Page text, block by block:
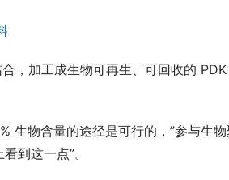
，加工成生物可再生、可回收的 PDK
生物含量的途径是可行的，”参与生
到这一点”。